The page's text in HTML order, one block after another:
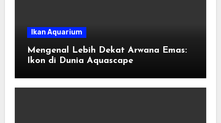
Ikan Aquarium
Mengenal Lebih Dekat Arwana Emas:
Ikon di Dunia Aquascape